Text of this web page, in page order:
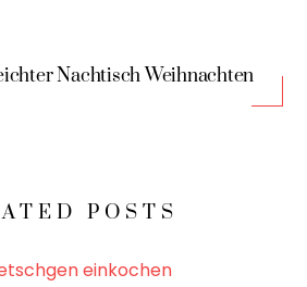
Nachtisch Weihnachten
POSTS